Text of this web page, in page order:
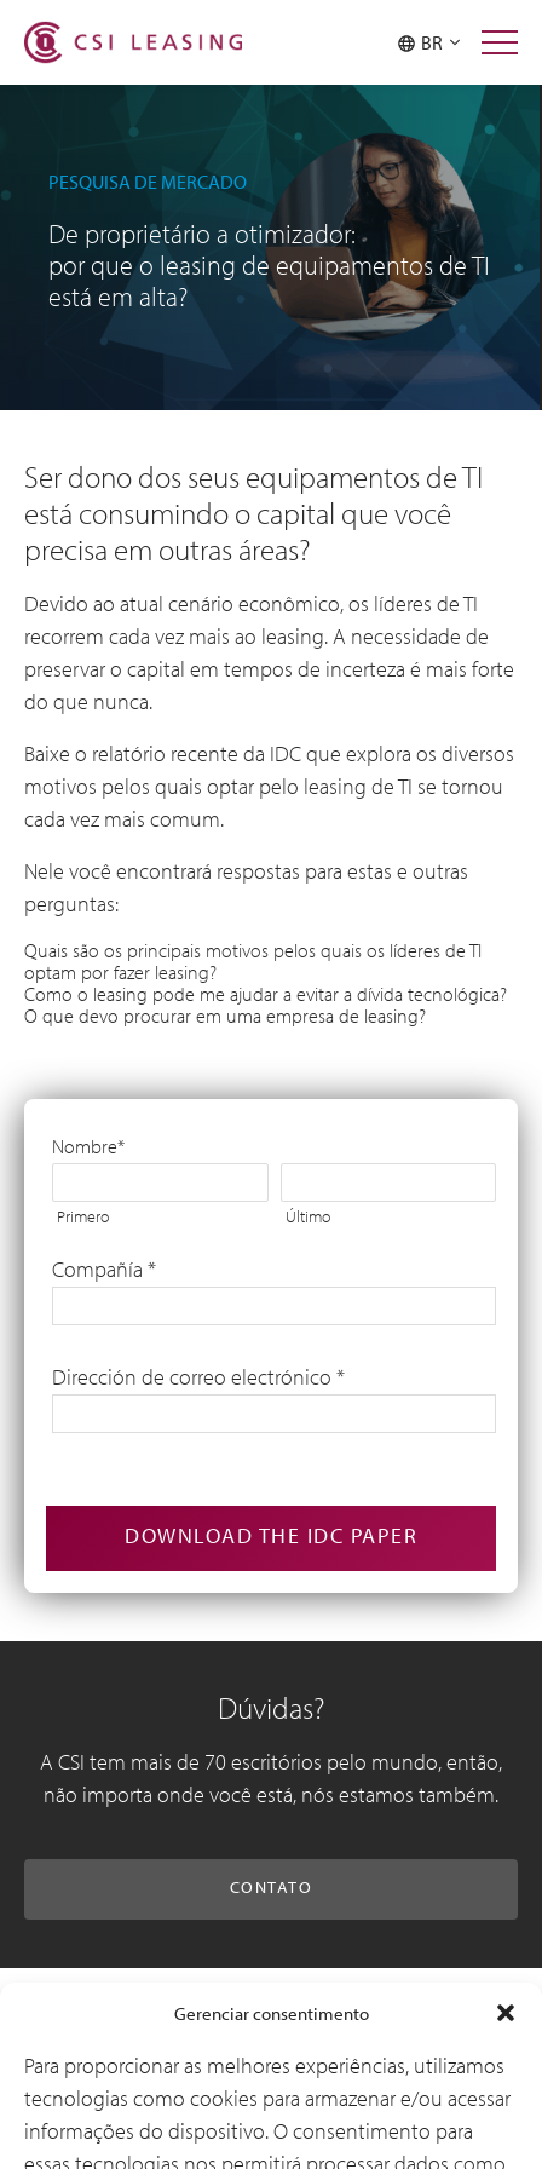
Gerenciar consentimento
Para proporcionar as melhores experiências, utilizamos
tecnologias como cookies para armazenar e/ou acessar
informações do dispositivo. O consentimento para
BR
PESQUISA DE MERCADO
De proprietário a otimizador:
por que o leasing de equipamentos de TI
está em alta?
Ser dono dos seus equipamentos de TI
está consumindo o capital que você
precisa em outras áreas?
Devido ao atual cenário econômico, os líderes de TI
recorrem cada vez mais ao leasing. A necessidade de
preservar o capital em tempos de incerteza é mais forte
do que nunca.
Baixe o relatório recente da IDC que explora os diversos
motivos pelos quais optar pelo leasing de TI se tornou
cada vez mais comum.
Nele você encontrará respostas para estas e outras
perguntas:
Quais são os principais motivos pelos quais os líderes de TI
optam por fazer leasing?
Como o leasing pode me ajudar a evitar a dívida tecnológica?
O que devo procurar em uma empresa de leasing?
Nombre*
Primero Último
Compañía *
Dirección de correo electrónico *
Dúvidas?
A CSI tem mais de 70 escritórios pelo mundo, então,
não importa onde você está, nós estamos também.
CONTATO
Soluções
Por que a CSI